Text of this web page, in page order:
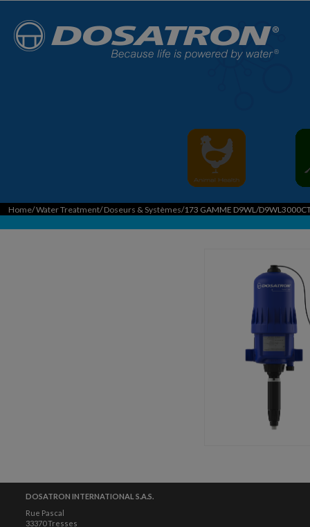
Home/Water Treatment/Doseurs & Systèmes/173 GAMME D9WL/
DOSATRON INTERNATIONAL S.A.S.
Rue Pascal
33370 Tresses